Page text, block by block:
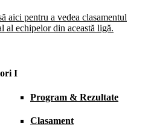
aici pentru a vedea clasamentul
al echipelor din această ligă.
I
Program & Rezultate
Clasament